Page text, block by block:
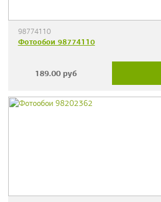
98774110
Фотообои 98774110
189.00 руб